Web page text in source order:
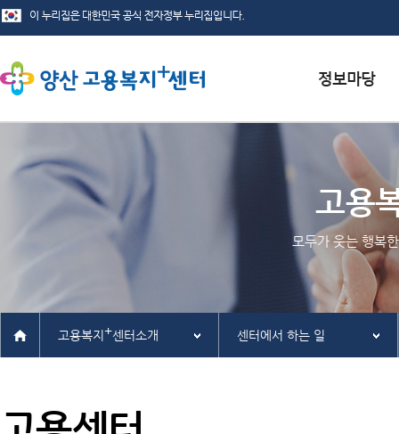
서식자료실
채용정보
인재정보
관련사이트
고용
모두가 웃는 행복
고용복지 +센터소개 센터에서 하는 일